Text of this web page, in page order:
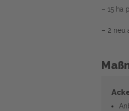
– 15 ha
– 2 neu